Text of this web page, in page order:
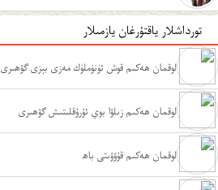
تورداشلار ياقتۇرغان يازمىلار
لوقمان ھەكىم قوش ئۈنۈملۈك مەزى بېزى گۆھىرى
لوقمان ھەكىم زىلۋا بوي ئۇرۇقلىتىش گۆھىرى
لوقمان ھەكىم قۇۋۋىتى باھ